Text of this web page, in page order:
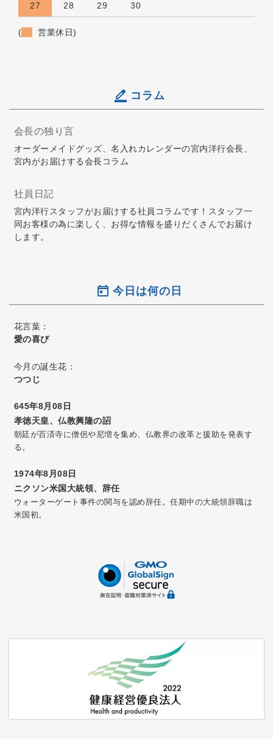
27 28 29 30
( 営業休日)
コラム
会長の独り言
オーダーメイドグッズ、名入れカレンダーの宮内洋行会長、
宮内がお届けする会長コラム
社員日記
宮内洋行スタッフがお届けする社員コラムです！スタッフ一
同お客様の為に楽しく、お得な情報を盛りだくさんでお届け
します。
今日は何の日
花言葉：
愛の喜び
今月の誕生花：
つつじ
645年8月08日
孝徳天皇、仏教興隆の詔
朝廷が百済寺に僧侶や尼増を集め、仏教界の改革と援助を発表す
る。
1974年8月08日
ニクソン米国大統領、辞任
ウォーターゲート事件の関与を認め辞任。任期中の大統領辞職は
米国初。